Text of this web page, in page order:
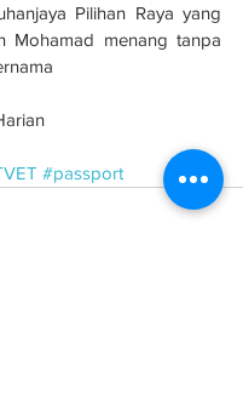
Pilihan Raya yang
Mohamad menang tanpa
#passport